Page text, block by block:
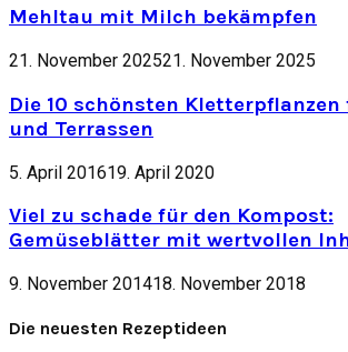
Mehltau mit Milch bekämpfen
21. November 202521. November 2025
Die 10 schönsten Kletterpflanzen
und Terrassen
5. April 201619. April 2020
Viel zu schade für den Kompost:
Gemüseblätter mit wertvollen
9. November 201418. November 2018
Die neuesten Rezeptideen